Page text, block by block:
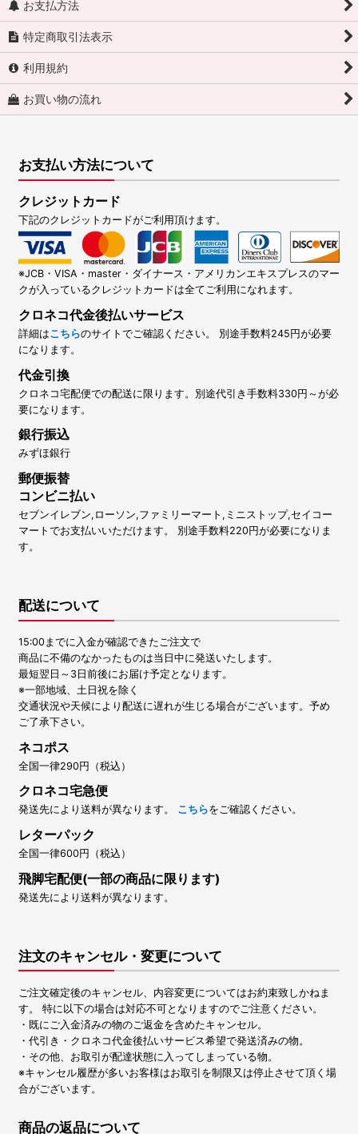
お支払方法
特定商取引法表示
利用規約
お買い物の流れ
お支払い方法について
クレジットカード
下記のクレジットカードがご利用頂けます。
※JCB・VISA・master・ダイナース・アメリカンエキスプレスのマー
クが入っているクレジットカードは全てご利用になれます。
クロネコ代金後払いサービス
詳細はこちらのサイトでご確認ください。 別途手数料245円が必要
になります。
代金引換
クロネコ宅配便での配送に限ります。別途代引き手数料330円～が必
要になります。
銀行振込
みずほ銀行
郵便振替
コンビニ払い
セブンイレブン,ローソン,ファミリーマート,ミニストップ,セイコー
マートでお支払いいただけます。 別途手数料220円が必要になりま
す。
配送について
15:00までに入金が確認できたご注文で
商品に不備のなかったものは当日中に発送いたします。
最短翌日～3日前後にお届け予定となります。
※一部地域、土日祝を除く
交通状況や天候により配送に遅れが生じる場合がございます。予め
ご了承下さい。
ネコポス
全国一律290円（税込）
クロネコ宅急便
発送先により送料が異なります。 こちらをご確認ください。
レターパック
全国一律600円（税込）
飛脚宅配便(一部の商品に限ります)
発送先により送料が異なります。
注文のキャンセル・変更について
ご注文確定後のキャンセル、内容変更についてはお約束致しかねま
す。 特に以下の場合は対応不可となりますのでご注意ください。
・既にご入金済みの物のご返金を含めたキャンセル。
・代引き・クロネコ代金後払いサービス希望で発送済みの物。
・その他、お取引が配達状態に入ってしまっている物。
※キャンセル履歴が多いお客様はお取引を制限又は停止させて頂く場
合がございます。
商品の返品について